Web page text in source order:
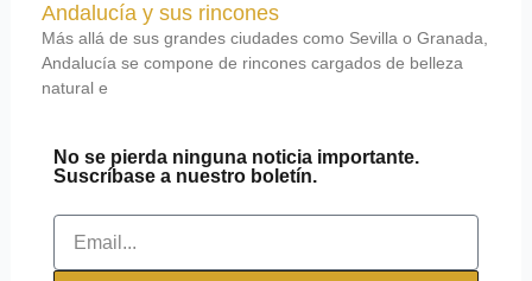
Andalucía y sus rincones
Más allá de sus grandes ciudades como Sevilla o Granada,
Andalucía se compone de rincones cargados de belleza
natural e
No se pierda ninguna noticia importante.
Suscríbase a nuestro boletín.